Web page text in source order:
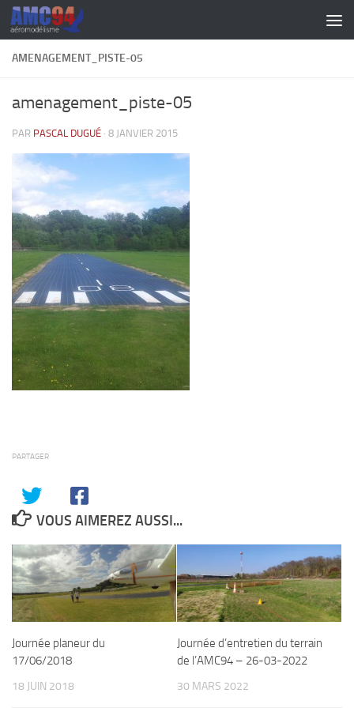
Skip to content
AMENAGEMENT_PISTE-05
amenagement_piste-05
PAR PASCAL DUGUÉ · 8 JANVIER 2015
PARTAGER
VOUS AIMEREZ AUSSI...
Journée planeur du
17/06/2018
18 JUIN 2018
Journée d’entretien du terrain
de l’AMC94 – 26-03-2022
30 MARS 2022